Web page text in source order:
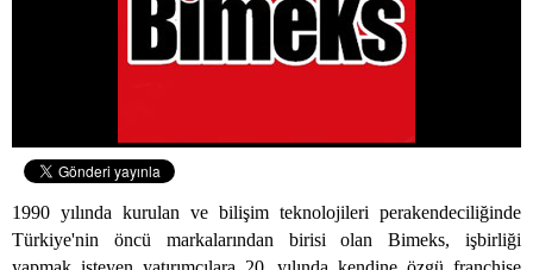
1990 yılında kurulan ve bilişim teknolojileri perakendeciliğinde
Türkiye'nin öncü markalarından birisi olan Bimeks, işbirliği